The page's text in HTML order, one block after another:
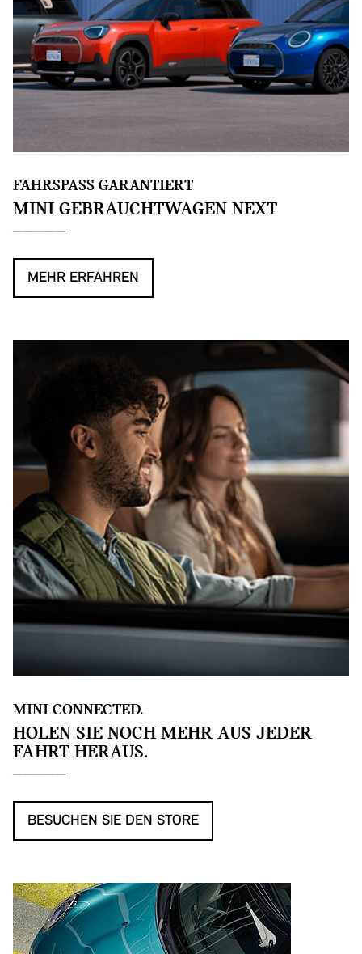
FAHRSPASS GARANTIERT
MINI GEBRAUCHTWAGEN NEXT
MEHR ERFAHREN
MINI CONNECTED.
HOLEN SIE NOCH MEHR AUS JEDER
FAHRT HERAUS.
BESUCHEN SIE DEN STORE